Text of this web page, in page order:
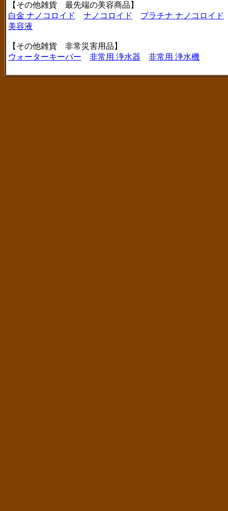
【その他雑貨 最先端の美容商品】
白金 ナノコロイド
ナノコロイド
プラチナ ナノコロイド
美容液
【その他雑貨 非常災害用品】
ウォーターキーパー
非常用 浄水器 非常用 浄水機